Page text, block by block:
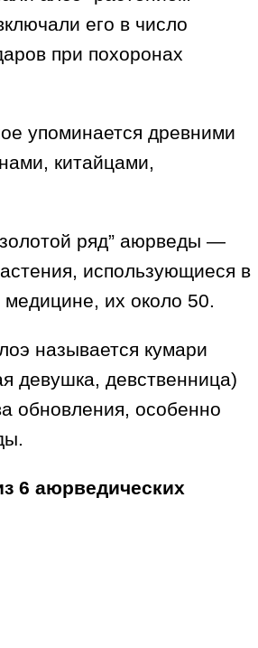
его в число
при похоронах
упоминается древними
китайцами,
ряд” аюрведы —
использующиеся в
их около 50.
называется кумари
девушка, девственница)
обновления, особенно
6 аюрведических